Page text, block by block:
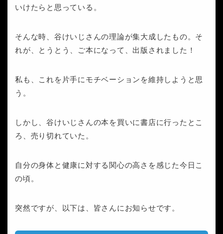
いけたらと思っている。
そんな時、谷けいじさんの理論が集大成したもの。そ
れが、とうとう、ご本になって、出版されました！
私も、これを片手にモチベーションを維持しようと思
う。
しかし、谷けいじさんの本を買いに書店に行ったとこ
ろ、売り切れていた。
自分の身体と健康に対する関心の高さを感じた今日こ
の頃。
突然ですが、以下は、皆さんにお知らせです。